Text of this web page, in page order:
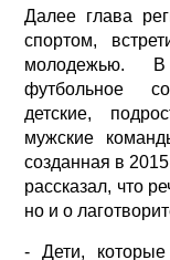
Далее глава
спортом,
молодежью.
футбольное
детские,
мужские
созданная в
рассказал, что
но и о
- Дети,